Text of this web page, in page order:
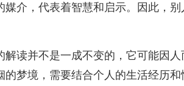
媒介，代表着智慧和启示。因此，
解读并不是一成不变的，它可能因
梦境，需要结合个人的生活经历和